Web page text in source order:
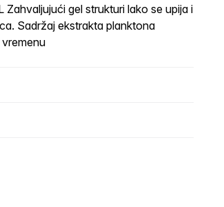
gel strukturi lako se upija i
Sadržaj ekstrakta planktona